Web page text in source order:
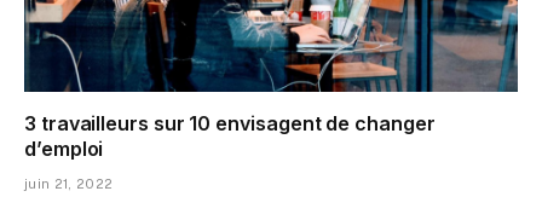
3 travailleurs sur 10 envisagent de changer
d’emploi
juin 21, 2022